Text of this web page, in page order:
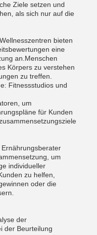
Ziele setzen und
als sich nur auf die
bieten
eine
an.Menschen
Körpers zu verstehen
zu treffen.
Fitnessstudios und
um
für Kunden
um
individueller
zu helfen,
oder die
der
der Beurteilung